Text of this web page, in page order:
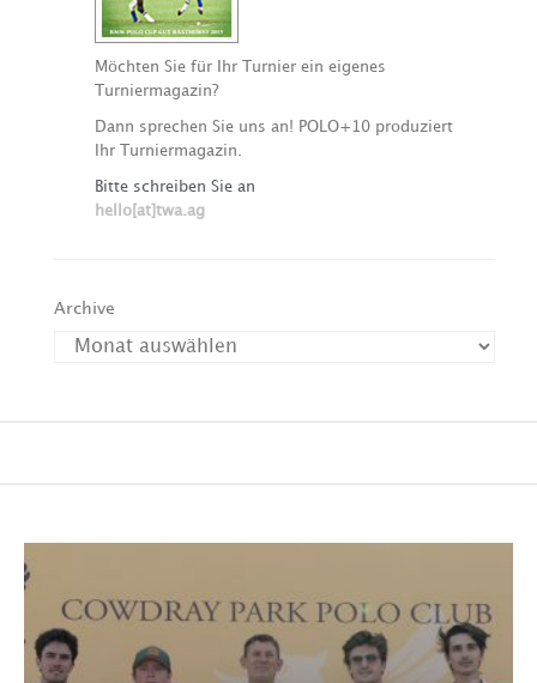
Möchten Sie für Ihr Turnier ein eigenes
Turniermagazin?
Dann sprechen Sie uns an! POLO+10 produziert
Ihr Turniermagazin.
Bitte schreiben Sie an
hello[at]twa.ag
Archive